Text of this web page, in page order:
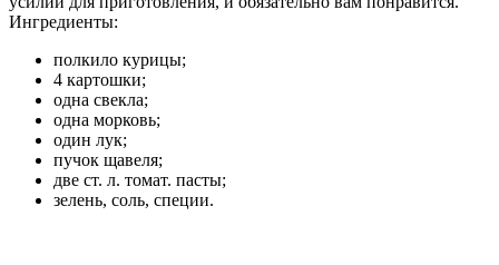
Ингредиенты:
полкило курицы;
4 картошки;
одна свекла;
одна морковь;
один лук;
пучок щавеля;
две ст. л. томат. пасты;
зелень, соль, специи.